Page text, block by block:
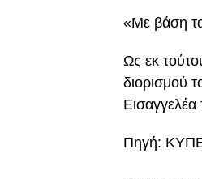
«Με βάση
Ως εκ
διορισμού
Εισαγγελέα
Πηγή: